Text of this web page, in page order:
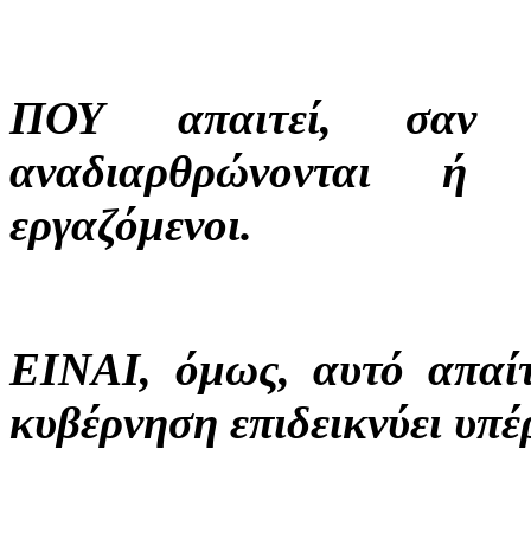
ΠΟΥ απαιτεί, σαν
αναδιαρθρώνονται ή
εργαζόμενοι.
ΕΙΝΑΙ, όμως, αυτό
κυβέρνηση επιδεικνύει